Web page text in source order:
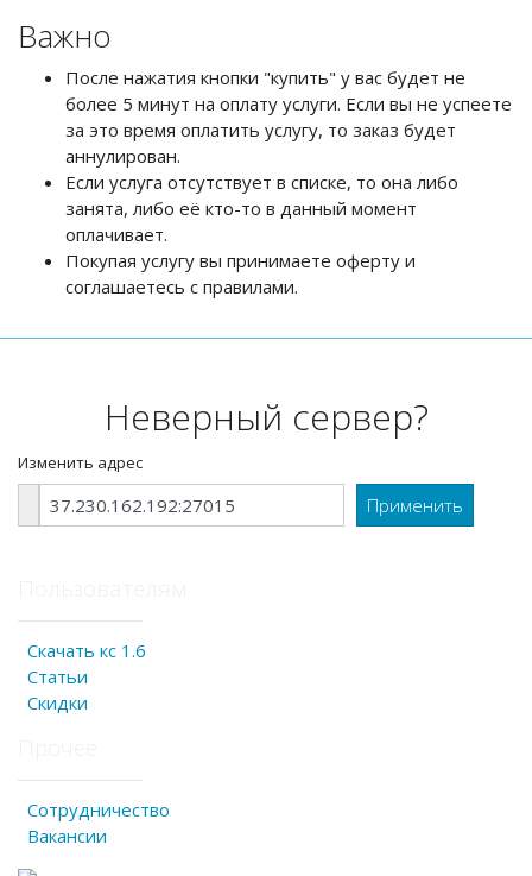
Важно
После нажатия кнопки "купить" у вас будет не
более 5 минут на оплату услуги. Если вы не успеете
за это время оплатить услугу, то заказ будет
аннулирован.
Если услуга отсутствует в списке, то она либо
занята, либо её кто-то в данный момент
оплачивает.
Покупая услугу вы принимаете оферту и
соглашаетесь с правилами.
Неверный сервер?
Изменить адрес
Скачать кс 1.6
Статьи
Скидки
Сотрудничество
Вакансии